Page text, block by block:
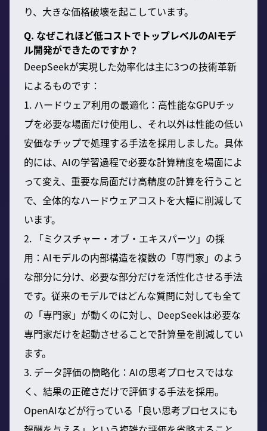
り、大きな価格破壊を起こしています。
Q. なぜこれほど低コストでトップレベルのAIモデ
ル開発ができたのですか？
DeepSeekが実現した効率化は主に3つの技術革新
によるものです：
1. ハードウェア利用の最適化：高性能なGPUチッ
プを必要な場面だけ使用し、それ以外は性能の低い
安価なチップで処理する手法を採用しました。具体
的には、AIの学習過程で必要な計算精度を場面によ
って変え、重要な局面だけ高精度の計算を行うこと
で、全体的なハードウェアコストを大幅に削減して
います。
2. 「ミクスチャー・オブ・エキスパーツ」の採
用：AIモデルの内部構造を複数の「専門家」のよう
な部分に分け、必要な部分だけを活性化させる手法
です。従来のモデルではどんな質問に対しても全て
の「専門家」が動くのに対し、DeepSeekは必要な
専門家だけを起動させることで計算量を削減してい
ます。
3. データ評価の簡略化：AIの思考プロセスではな
く、結果の正確さだけで評価する手法を採用。
OpenAIなどが行っている「良い思考プロセスにも